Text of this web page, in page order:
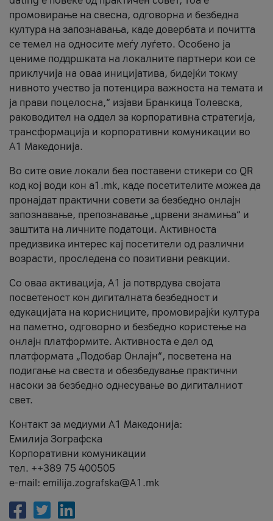
промовирање на свесна, одговорна и безбедна
култура на запознавања, каде довербата и почитта
се темел на односите меѓу луѓето. Особено ја
цениме поддршката на локалните партнери кои се
приклучија на оваа иницијатива, бидејќи токму
нивното учество ја потенцира важноста на темата и
ја прави поцелосна,“ изјави Бранкица Толевска,
раководител на оддел за корпоративна стратегија,
трансформација и корпоративни комуникации во
А1 Македонија.
Во сите овие локали беа поставени стикери со QR
код кој води кон a1.mk, каде посетителите можеа да
пронајдат практични совети за безбедно онлајн
запознавање, препознавање „црвени знамиња“ и
заштита на личните податоци. Активноста
предизвика интерес кај посетители од различни
возрасти, проследена со позитивни реакции.
Со оваа активација, А1 ја потврдува својата
посветеност кон дигиталната безбедност и
едукацијата на корисниците, промовирајќи култура
на паметно, одговорно и безбедно користење на
онлајн платформите. Активноста е дел од
платформата „Подобар Онлајн“, посветена на
подигање на свеста и обезбедување практични
насоки за безбедно однесување во дигиталниот
свет.
Контакт за медиуми А1 Македонија:
Емилија Зографска
Корпоративни комуникации
тел. ++389 75 400505
e-mail: emilija.zografska@A1.mk